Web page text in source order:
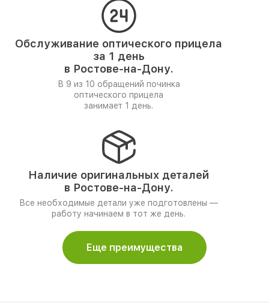
Обслуживание оптического прицела
за 1 день
в Ростове-на-Дону.
В 9 из 10 обращений починка
оптического прицела
занимает 1 день.
Наличие оригинальных деталей
в Ростове-на-Дону.
Все необходимые детали уже подготовлены —
работу начинаем в тот же день.
Еще преимущества